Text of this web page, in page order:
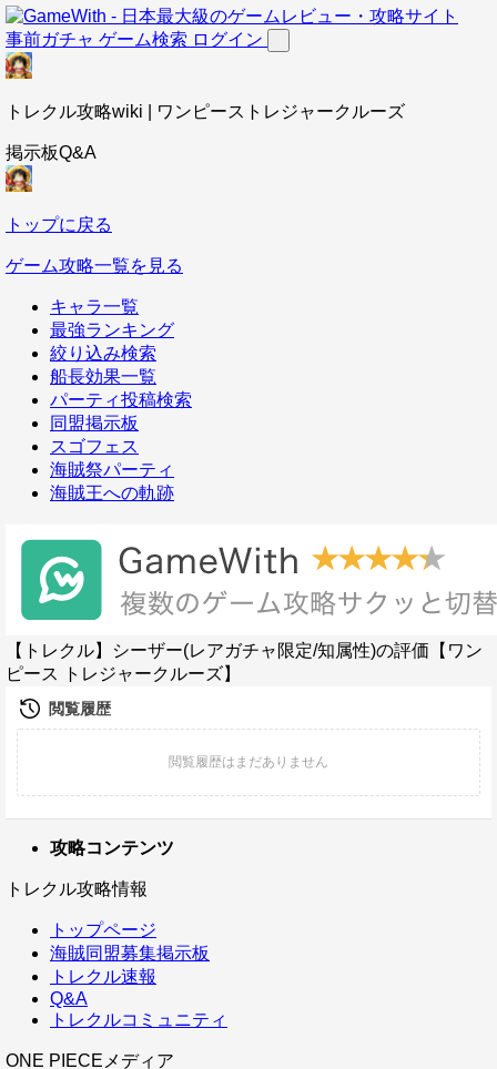
事前ガチャ ゲーム検索 ログイン
トレクル攻略wiki | ワンピーストレジャークルーズ
掲示板Q&A
トップに戻る
ゲーム攻略一覧を見る
キャラ一覧
最強ランキング
絞り込み検索
船長効果一覧
パーティ投稿検索
同盟掲示板
スゴフェス
海賊祭パーティ
海賊王への軌跡
【トレクル】シーザー(レアガチャ限定/知属性)の評価【ワン
ピース トレジャークルーズ】
攻略コンテンツ
トレクル攻略情報
トップページ
海賊同盟募集掲示板
トレクル速報
Q&A
トレクルコミュニティ
ONE PIECEメディア